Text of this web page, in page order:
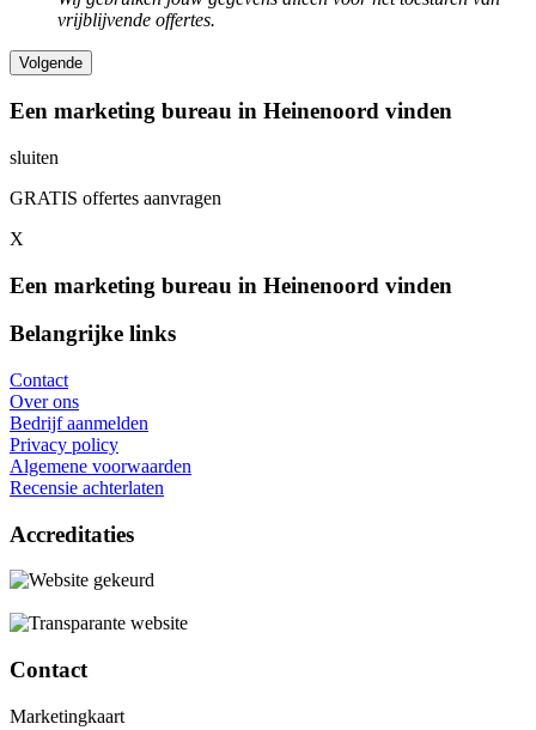
vrijblijvende offertes.
Een marketing bureau in Heinenoord vinden
sluiten
GRATIS offertes aanvragen
X
Een marketing bureau in Heinenoord vinden
Belangrijke links
Contact
Over ons
Bedrijf aanmelden
Privacy policy
Algemene voorwaarden
Recensie achterlaten
Accreditaties
Contact
Marketingkaart